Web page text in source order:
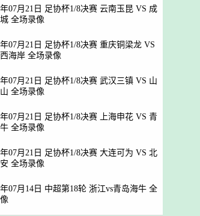
07月21日 足协杯1/8决赛 云南玉昆 VS 成
全场录像
07月21日 足协杯1/8决赛 重庆铜梁龙 VS
海岸 全场录像
07月21日 足协杯1/8决赛 武汉三镇 VS 山
全场录像
07月21日 足协杯1/8决赛 上海申花 VS 青
全场录像
07月21日 足协杯1/8决赛 大连可为 VS 北
全场录像
07月14日 中超第18轮 浙江vs青岛海牛 全